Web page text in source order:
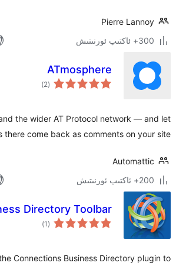
Pierre Lannoy
300+ ئاكتىپ ئورنىتىش
ATmosphere
(2 ئومۇمىي
دەرىجە)
the wider AT Protocol network — and let
there come back as comments on your site.
Automattic
200+ ئاكتىپ ئورنىتىش
Directory Toolbar
(1 ئومۇمىي
دەرىجە)
Connections Business Directory plugin to